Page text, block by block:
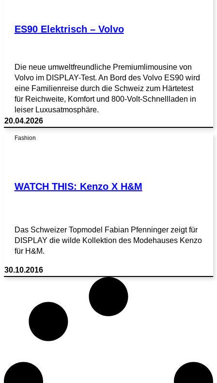
ES90 Elektrisch – Volvo
Die neue umweltfreundliche Premiumlimousine von
Volvo im DISPLAY-Test. An Bord des Volvo ES90 wird
eine Familienreise durch die Schweiz zum Härtetest
für Reichweite, Komfort und 800-Volt-Schnellladen in
leiser Luxusatmosphäre.
20.04.2026
Fashion
WATCH THIS: Kenzo X H&M
Das Schweizer Topmodel Fabian Pfenninger zeigt für
DISPLAY die wilde Kollektion des Modehauses Kenzo
für H&M.
30.10.2016